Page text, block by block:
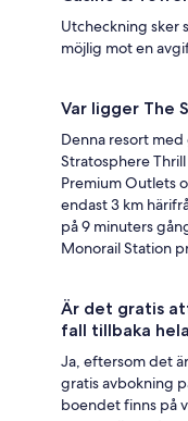
Utcheckning sker
möjlig mot en
Var ligger The
Denna resort med
Stratosphere
Premium Outlets
endast 3 km
på 9 minuters
Monorail Station
Är det gratis
fall tillbaka
Ja, eftersom det
gratis avbokning
boendet finns på